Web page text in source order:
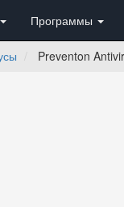
Программы
Preventon